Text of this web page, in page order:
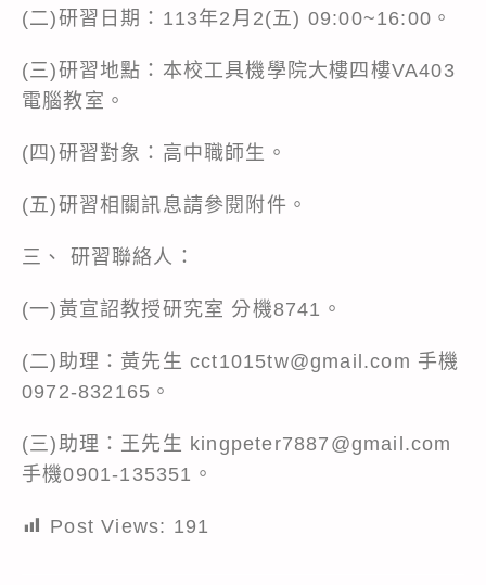
(二)研習日期：113年2月2(五) 09:00~16:00。
(三)研習地點：本校工具機學院大樓四樓VA403
電腦教室。
(四)研習對象：高中職師生。
(五)研習相關訊息請參閱附件。
三、 研習聯絡人：
(一)黃宣詔教授研究室 分機8741。
(二)助理：黃先生 cct1015tw@gmail.com 手機
0972-832165。
(三)助理：王先生 kingpeter7887@gmail.com
手機0901-135351。
Post Views: 191